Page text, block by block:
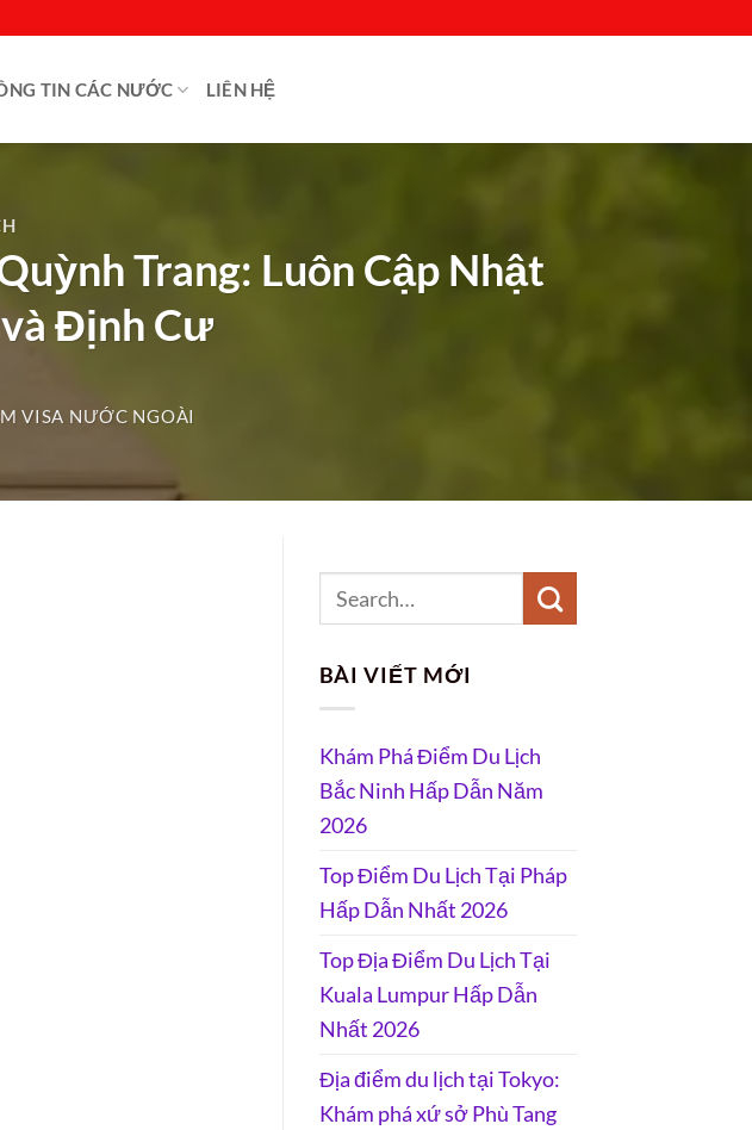
TIN CÁC NƯỚC LIÊN HỆ
Trang: Luôn Cập Nhật
Định Cư
VISA NƯỚC NGOÀI
BÀI VIẾT MỚI
Khám Phá Điểm Du Lịch
Bắc Ninh Hấp Dẫn Năm
2026
Top Điểm Du Lịch Tại Pháp
Hấp Dẫn Nhất 2026
Top Địa Điểm Du Lịch Tại
Kuala Lumpur Hấp Dẫn
Nhất 2026
Địa điểm du lịch tại Tokyo:
Khám phá xứ sở Phù Tang